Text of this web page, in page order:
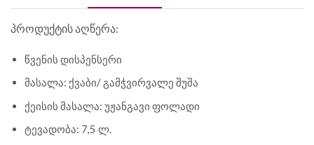
პროდუქტის აღწერა:
წვენის დისპენსერი
მასალა: ქვაბი/ გამჭვირვალე შუშა
ქეისის მასალა: უჟანგავი ფოლადი
ტევადობა: 7,5 ლ.